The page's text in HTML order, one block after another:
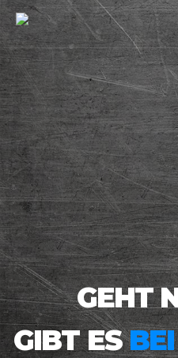
GEHT
GIBT ES